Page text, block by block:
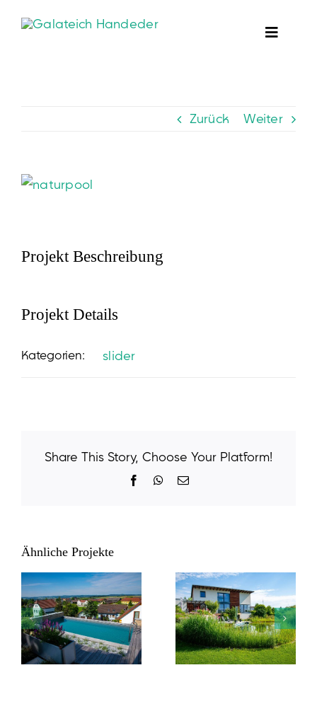
Inhalt
Zurück Weiter
View
Projekt Beschreibung
Projekt Details
Kategorien: slider
Share This Story, Choose Your Platform!
FacebookWhatsApp
E-
Ähnliche Projekte
slider4 slider3